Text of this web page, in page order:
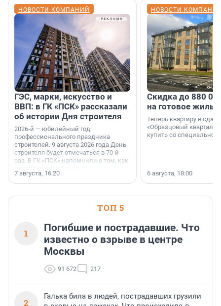
НОВОСТИ КОМПАНИЙ
ГЭС, марки, искусство и
ВВП: в ГК «ПСК» рассказали
об истории Дня строителя
2026-й — юбилейный год
профессионального праздника
строителей. 9 августа 2026 года День
строителя будет отмечаться в 70-й
раз. В ГК «ПСК» напомнили о том, как
поменялась роль строительства.
7 августа, 16:20
НОВОСТИ
Скидка до 880
на готовое
Теперь квартиру в
«Образцовый квартал
купить со специальной
6 августа, 18:00
ТОП 5
1
Погибшие и пострадавшие. Что
известно о взрыве в центре
Москвы
91 672 217
2
Галька била в людей, пострадавших грузили